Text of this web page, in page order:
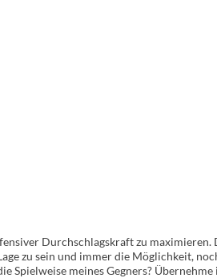
Durchschlagskraft zu maximieren.
zu sein und immer die Möglichkeit,
Spielweise meines Gegners?